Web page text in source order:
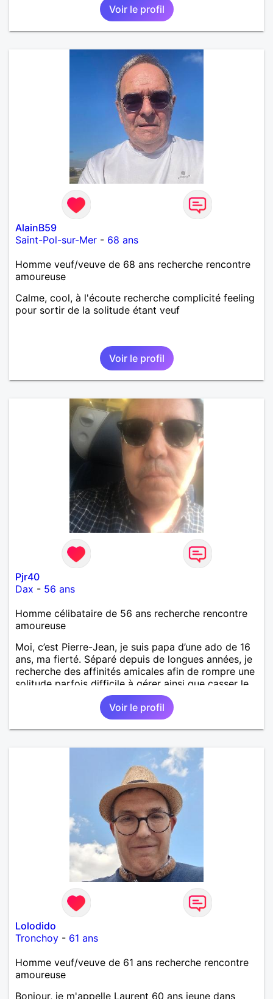
Voir le profil
AlainB59
Saint-Pol-sur-Mer - 68 ans
Homme veuf/veuve de 68 ans recherche rencontre
amoureuse
Calme, cool, à l'écoute recherche complicité feeling
pour sortir de la solitude étant veuf
Voir le profil
Pjr40
Dax - 56 ans
Homme célibataire de 56 ans recherche rencontre
amoureuse
Moi, c’est Pierre-Jean, je suis papa d’une ado de 16
ans, ma fierté. Séparé depuis de longues années, je
recherche des affinités amicales afin de rompre une
solitude parfois difficile à gérer ainsi que casser le
vague à l’âme. L’amitié reste extrêmement
importante à mes yeux mais peut se décliner en des
sentiments plus puissants. « Le temps fera son
œuvre » disait Arthur Schopenhauer, philosophe
autant être trop locace. Je suis bourré de qualités
avec très peu de défauts. Je suis altruiste,
bienveillant, empathique, attentionné, honnête,
respectueux, doux de caractère et compréhensif : je
laisse « glisser » beaucoup de choses. Mais ne vous
m’éprenez pas Mesdames, si une personne que
j’aime me trahit une fois, il n’y aura pas de seconde
chance et je l’effacerai à « vitam eternam ».
Néanmoins, je suis un tout petit peu maniaque ainsi
qu’impatient. J’essaye de faire des efforts. Rien de
bien dramatique ! Du moins je le pense……Je suis un
homme facile à vivre. À vous si vous le souhaitez,
d’apprendre à me connaître davantage. J’en serai
ravi….A très bientôt je l’espère.
Voir le profil
Lolodido
Tronchoy - 61 ans
Homme veuf/veuve de 61 ans recherche rencontre
amoureuse
Bonjour, je m'appelle Laurent 60 ans jeune dans